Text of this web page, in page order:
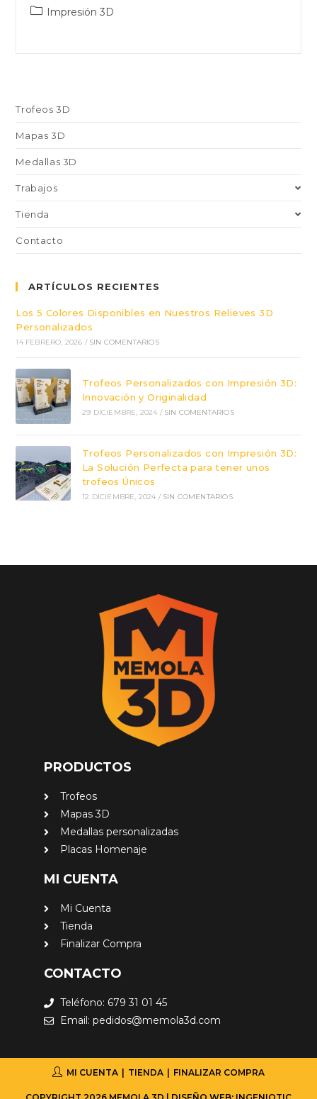
Impresión 3D
Trofeos 3D
Mapas 3D
Medallas 3D
Trabajos
Tienda
Contacto
ARTÍCULOS RECIENTES
Los 5 Colores Disponibles en Nuestros Relieves 3D
Personalizados
14 FEBRERO, 2026 / SIN COMENTARIOS
Trofeos Personalizados con Impresión 3D:
Innovación y Originalidad
29 DICIEMBRE, 2024 / SIN COMENTARIOS
Trofeos Personalizados con Impresión 3D:
La Solución Perfecta para tener unos
trofeos Únicos
12 DICIEMBRE, 2024 / SIN COMENTARIOS
PRODUCTOS
Trofeos
Mapas 3D
Medallas personalizadas
Placas Homenaje
MI CUENTA
Mi Cuenta
Tienda
Finalizar Compra
CONTACTO
Teléfono: 679 31 01 45
Email: pedidos@memola3d.com
MI CUENTA TIENDA FINALIZAR COMPRA